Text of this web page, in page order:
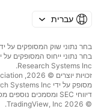
עברית
בחר נתוני שוק המסופקים על
Research Systems Inc.‏
מסופק על ידי FactSet Research Systems Inc. כל הזכויות שמורות.
דיווחי SEC ומסמכים נוספים מסופקים על ידי
© 2026 ‏TradingView, Inc.‏